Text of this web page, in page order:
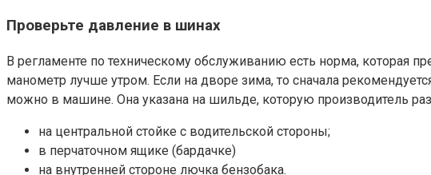
Проверьте давление в шинах
В регламенте по техническому обслуживанию есть норма, которая
манометр лучше утром. Если на дворе зима, то сначала
можно в машине. Она указана на шильде, которую производитель
на центральной стойке с водительской стороны;
в перчаточном ящике (бардачке)
на внутренней стороне лючка бензобака.